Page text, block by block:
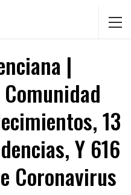
|
13
Y 616
Coronavirus